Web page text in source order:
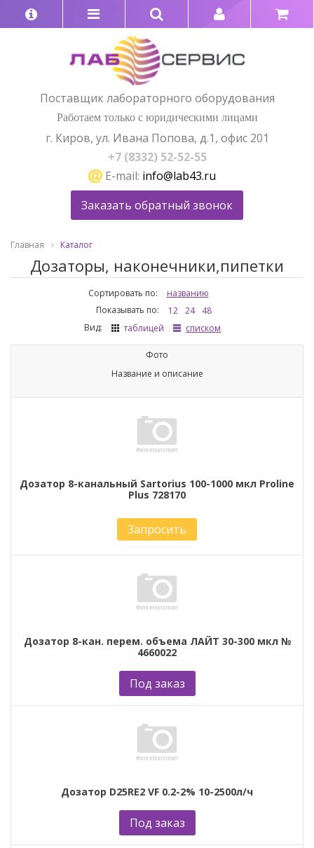
Поставщик лабораторного оборудования
Работаем только с юридическими лицами
г. Киров, ул. Ивана Попова, д.1, офис 201
+7 (8332) 52-52-55
E-mail: info@lab43.ru
Заказать обратный звонок
Главная Каталог
Дозаторы, наконечники,пипетки
Сортировать по:
названию
Показывать по:
12 24
48
Вид:
таблицей списком
Фото
Название и описание
Дозатор 8-канальный Sartorius 100-1000 мкл Proline
Plus 728170
Запросить
Дозатор 8-кан. перем. объема ЛАЙТ 30-300 мкл №
4660022
Под заказ
Дозатор D25RE2 VF 0.2-2% 10-2500л/ч
Под заказ